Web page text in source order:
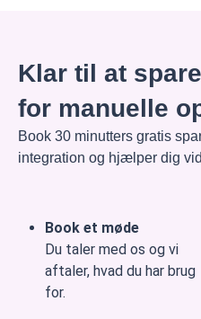
Klar til at
for manuelle
Book 30 minutters gratis
integration og hjælper dig
Book et møde
Du taler med os og vi
aftaler, hvad du har brug
for.